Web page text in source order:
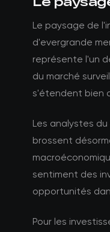
Le paysage de
d'evergrande
représente l'un
du marché
s'étendent bien
Les analystes
brossent
sentiment des
opportunités
Pour les